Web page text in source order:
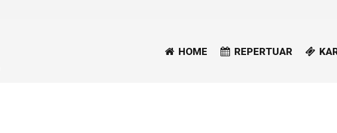
HOME REPERTUAR